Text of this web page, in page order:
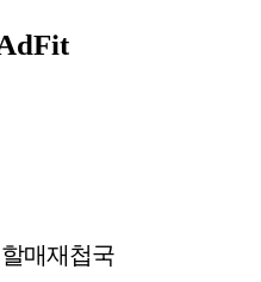
매재첩국